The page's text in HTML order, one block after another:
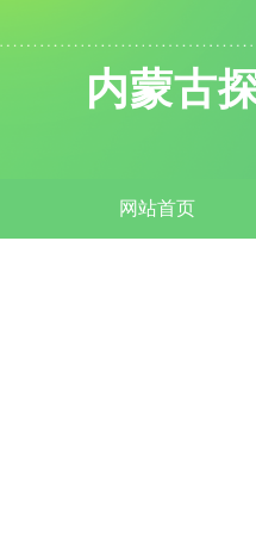
内蒙古
网站首页